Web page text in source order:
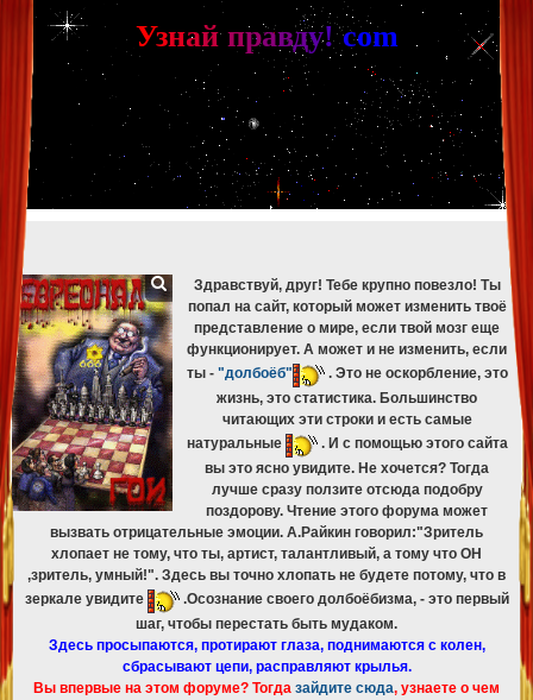
[phpBB Debug] PHP Warning : in file [ROOT]/phpbb/db/driver/mysqli.php
mysqli_fetch_assoc(): Couldn't fetch mysqli_result
[phpBB Debug] PHP Warning: in file[ROOT]/phpbb/db/driver/mysqli.php 329
mysqli_free_result(): Couldn't fetch mysqli_result
[phpBB Debug] PHP Warning
[ROOT]/phpbb/db/driver/mysqli.php on line 265
mysqli_fetch_assoc(): Couldn't fetch mysqli_result
[phpBB Debug] PHP Warning
: in file [ROOT]/phpbb/db/driver/mysqli.php on line329
mysqli_free_result(): Couldn't fetch mysqli_result
[phpBB Debug] PHP Warning: in file [ROOT]/phpbb/db/driver/mysqli.php on line 265
mysqli_fetch_assoc(): Couldn't fetch mysqli_result
[phpBB Debug] PHP Warning
[ROOT]/phpbb/db/driver/mysqli.php on line329:
mysqli_free_result(): Couldn't fetch mysqli_result
[phpBB Debug] PHP Warning
: in file [ROOT]/phpbb/db/driver/mysqli.php on line 265
mysqli_fetch_assoc(): Couldn't fetch mysqli_result
[phpBB Debug] PHP Warning
[ROOT]/phpbb/db/driver/mysqli.php
mysqli_free_result(): Couldn't fetch mysqli_result
Узнай правду! com
Здравствуй, друг! Тебе крупно повезло! Ты
попал на сайт, который может изменить твоё
представление о мире, если твой мозг еще
функционирует. А может и не изменить, если
ты - "долбоёб"
. Это не оскорбление, это
жизнь, это статистика. Большинство
читающих эти строки и есть самые
натуральные
. И с помощью этого сайта
вы это ясно увидите. Не хочется? Тогда
лучше сразу ползите отсюда подобру
поздорову. Чтение этого форума может
вызвать отрицательные эмоции. А.Райкин говорил:"Зритель
хлопает не тому, что ты, артист, талантливый, а тому что ОН
,зритель, умный!". Здесь вы точно хлопать не будете потому, что в
зеркале увидите
.Осознание своего долбоёбизма, - это первый
шаг, чтобы перестать быть мудаком.
Здесь просыпаются, протирают глаза, поднимаются с колен,
сбрасывают цепи, расправляют крылья.
Вы впервые на этом форуме? Тогда зайдите сюда, узнаете о чем